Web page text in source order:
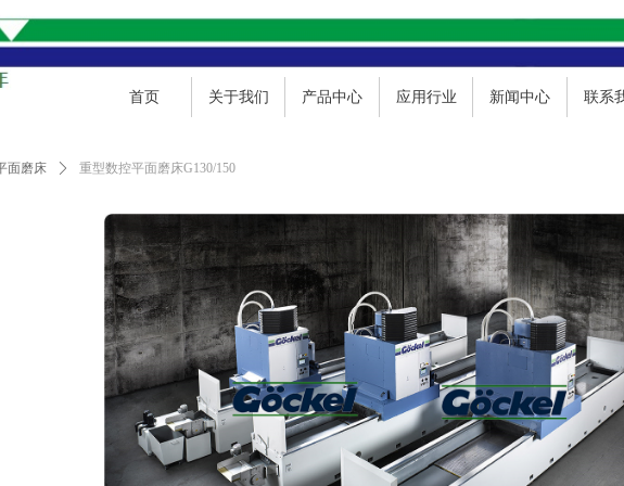
首页 关于我们 产品中心 应用行业 新闻中心 联系
面磨床 ꄲ 重型数控平面磨床G130/150